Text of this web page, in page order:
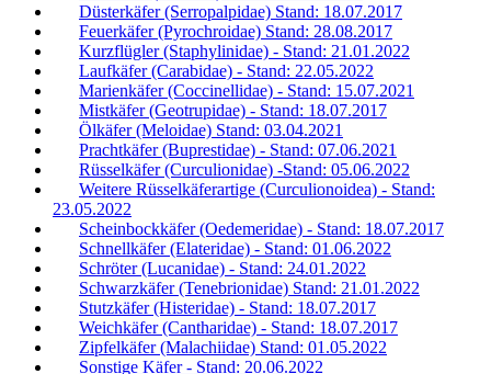
Düsterkäfer (Serropalpidae) Stand: 18.07.2017
Feuerkäfer (Pyrochroidae) Stand: 28.08.2017
Kurzflügler (Staphylinidae) - Stand: 21.01.2022
Laufkäfer (Carabidae) - Stand: 22.05.2022
Marienkäfer (Coccinellidae) - Stand: 15.07.2021
Mistkäfer (Geotrupidae) - Stand: 18.07.2017
Ölkäfer (Meloidae) Stand: 03.04.2021
Prachtkäfer (Buprestidae) - Stand: 07.06.2021
Rüsselkäfer (Curculionidae) -Stand: 05.06.2022
Weitere Rüsselkäferartige (Curculionoidea) - Stand:
23.05.2022
Scheinbockkäfer (Oedemeridae) - Stand: 18.07.2017
Schnellkäfer (Elateridae) - Stand: 01.06.2022
Schröter (Lucanidae) - Stand: 24.01.2022
Schwarzkäfer (Tenebrionidae) Stand: 21.01.2022
Stutzkäfer (Histeridae) - Stand: 18.07.2017
Weichkäfer (Cantharidae) - Stand: 18.07.2017
Zipfelkäfer (Malachiidae) Stand: 01.05.2022
Sonstige Käfer - Stand: 20.06.2022